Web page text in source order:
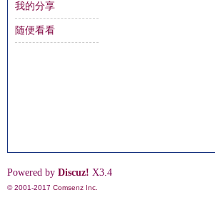
我的分享
随便看看
Powered by Discuz! X3.4
© 2001-2017 Comsenz Inc.